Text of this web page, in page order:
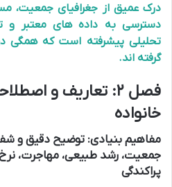
درک عمیق از جغرافیای جمعیت،
دسترسی به داده های معتبر و
تحلیلی پیشرفته است که همگی
گرفته اند.
فصل ۲: تعاریف و
خانواده
مفاهیم بنیادی: توضیح دقیق و
جمعیت، رشد طبیعی، مهاجرت، نرخ
پراکندگی